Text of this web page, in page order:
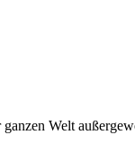
Welt